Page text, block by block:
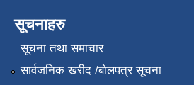
सूचनाहरु
सूचना तथा समाचार
सार्वजनिक खरीद /बोलपत्र सूचना